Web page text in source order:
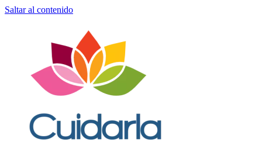
Saltar al contenido